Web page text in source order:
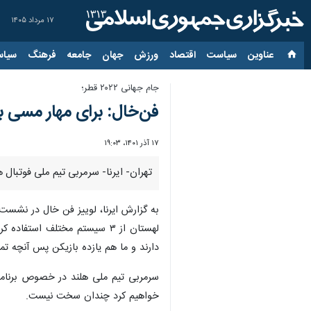
۱۷ مرداد ۱۴۰۵
عناوین‌ سیاست اقتصاد ورزش جهان جامعه فرهنگ
جام جهانی ۲۰۲۲ قطر؛
فن‌خال: برای مهار مسی
۱۷ آذر ۱۴۰۱، ۱۹:۰۳